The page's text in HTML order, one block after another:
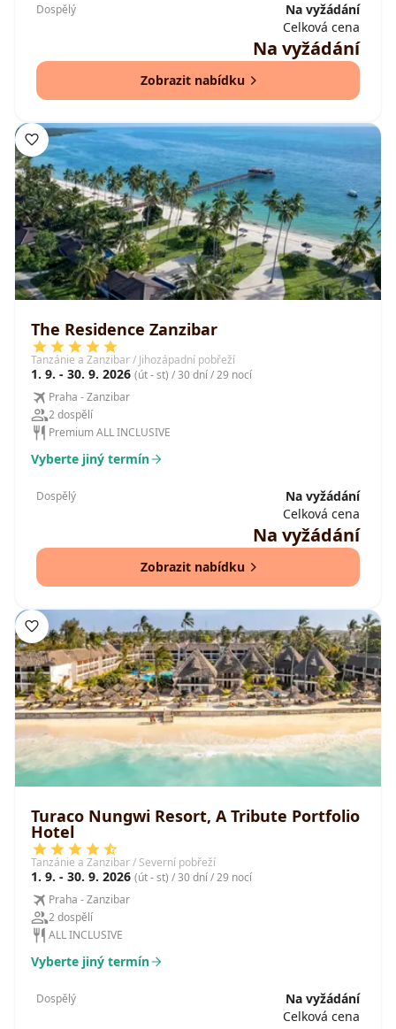
Dospělý
Na vyžádání
Celková cena
Na vyžádání
Zobrazit nabídku
The Residence Zanzibar
Tanzánie a Zanzibar / Jihozápadní pobřeží
1. 9. - 30. 9. 2026 (út - st) / 30 dní / 29 nocí
Praha - Zanzibar
2 dospělí
Premium ALL INCLUSIVE
Vyberte jiný termín
Dospělý
Na vyžádání
Celková cena
Na vyžádání
Zobrazit nabídku
Turaco Nungwi Resort, A Tribute Portfolio
Hotel
Tanzánie a Zanzibar / Severní pobřeží
1. 9. - 30. 9. 2026 (út - st) / 30 dní / 29 nocí
Praha - Zanzibar
2 dospělí
ALL INCLUSIVE
Vyberte jiný termín
Dospělý
Na vyžádání
Celková cena